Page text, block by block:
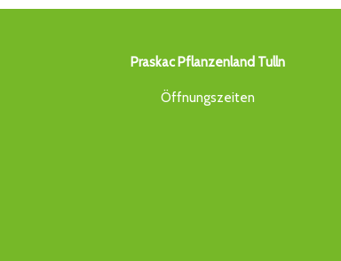
Praskac Pflanzenland Tulln
Öffnungszeiten